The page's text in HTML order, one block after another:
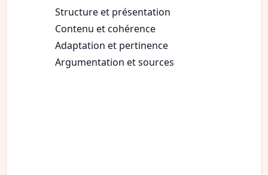
Structure et présentation
Contenu et cohérence
Adaptation et pertinence
Argumentation et sources